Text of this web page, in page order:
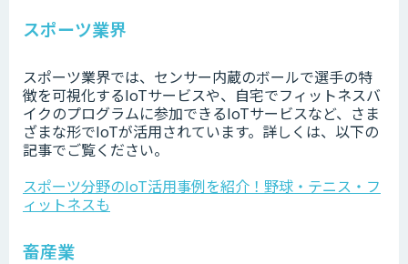
スポーツ業界
スポーツ業界では、センサー内蔵のボールで選手の特
徴を可視化するIoTサービスや、自宅でフィットネスバ
イクのプログラムに参加できるIoTサービスなど、さま
ざまな形でIoTが活用されています。詳しくは、以下の
記事でご覧ください。
スポーツ分野のIoT活用事例を紹介！野球・テニス・フ
ィットネスも
畜産業